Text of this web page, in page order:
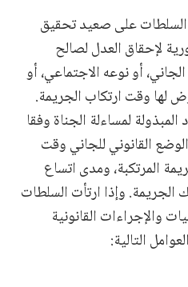
السلطات على صعيد تحقيق
لإحقاق العدل لصالح
أو نوعه الاجتماعي، أو
لها وقت ارتكاب الجريمة.
لمساءلة الجناة وفقا
القانوني للجاني وقت
المرتكبة، ومدى اتساع
الجريمة. وإذا ارتأت السلطات
والإجراءات القانونية
التالية: